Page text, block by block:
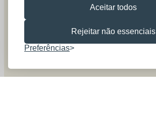
Aceitar todos
Rejeitar não essenciais
Preferências